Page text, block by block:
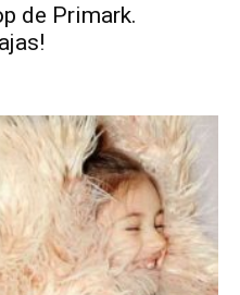
de Primark.